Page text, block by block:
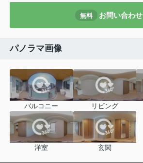
無料 お問い合わせ
パノラマ画像
バルコニー リビング
洋室 玄関